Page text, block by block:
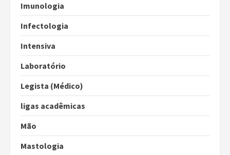
Imunologia
Infectologia
Intensiva
Laboratório
Legista (Médico)
ligas acadêmicas
Mão
Mastologia